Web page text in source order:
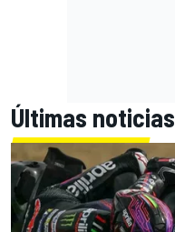
Últimas noticias